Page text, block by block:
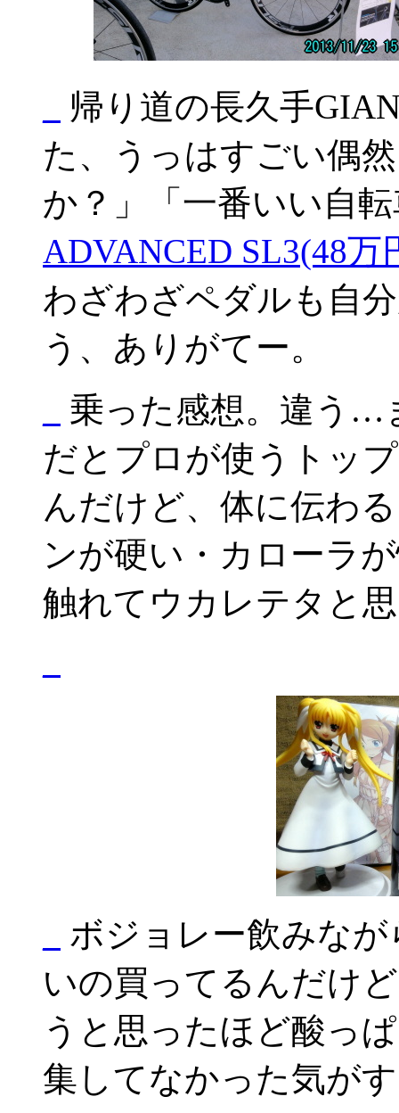
帰り道の長久手
た、うっはすごい偶
か？」「一番いい自
ADVANCED SL3(48万
わざわざペダルも自
う、ありがてー。
乗った感想。違う…
だとプロが使うトッ
んだけど、体に伝わ
ンが硬い・カローラ
触れてウカレテタと
ボジョレー飲みなが
いの買ってるんだけ
うと思ったほど酸っ
集してなかった気が